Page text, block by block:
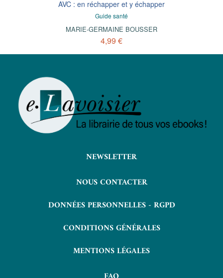
AVC : en réchapper et y échapper
Guide santé
MARIE-GERMAINE BOUSSER
4,99 €
NEWSLETTER
NOUS CONTACTER
DONNÉES PERSONNELLES - RGPD
CONDITIONS GÉNÉRALES
MENTIONS LÉGALES